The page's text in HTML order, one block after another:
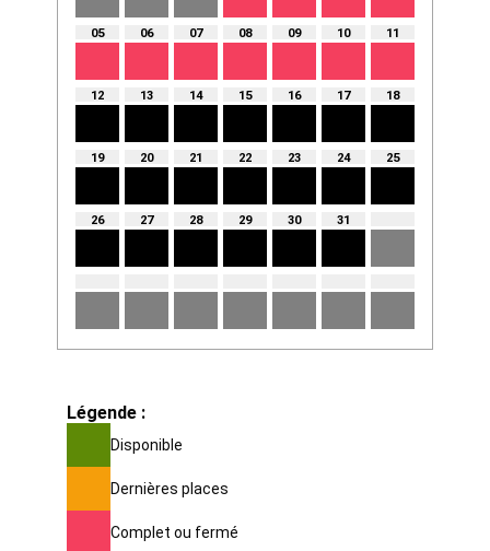
05 06 07 08 09 10 11
12 13 14 15 16 17 18
19 20 21 22 23 24 25
26 27 28 29 30 31
Légende :
Disponible
Dernières places
Complet ou fermé